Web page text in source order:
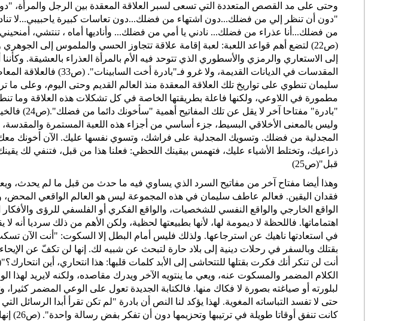
"دون أن تنظر إلي من فضلك...دون اشتهاء من فضلك...دون تعاسات كبيرة ياحبيبي...لا
من فضلك...أنا عذراء من فضلك... نادني يا أمي من فضلك... وأناديها أماه ، تنتشي، أمنحيني
(ص22) لتضع أهم قواعد اللعبة: لعبة إقامة علاقة تتجاوز الحسي والملموس إلى الجوهري
إلى الاستعاري والرمزي والأسطوري الذي تتوحد فيه الأم بالمرأة العذراء بالعشيقة. وكأننا
المقدسات في الديانات القديمة،
سليمان تنطوي على تواريخ تلك العلاقة المعقدة منذ العالم القديم وحتى اليوم، وعلى ما
مطمورة في اللاوعي، ولكنها فاعلة بطريقتها الخاصة في كل تشكلات هذه العلاقة وما
"بادرة" مفتاحا آخر
وليس بالمعنى الأخلاقي البسيط، جزء أساسي من أجزاء هذه اللعبة المستمرة
المجدلية من فضلك. وتسويك المجدلية على فراشك، وتسوي نفسها عليك. الآن أخونك
ذراعيك، وتختلط الأشياء عليك، فتهمس بيقينك اللحظي: فعلنا هذا من قبل، فتنفي لك
قبل"(ص25)
وهذا أيضا مفتاح آخر من مفاتيح السرد الذي يساوي فيه ما حدث من قبل ما لم يحدث،
فقدان اليقين. فعالم عاطف سليمان في هذه المجموعة ليس هو العالم الواقعي المحض،
الواقع الخارجي والواقع النفسي للشخصيات، والواقع الفكري أو الفلسفي للرؤى
اهتماماتها. فاللحظة لا ديمومة لها، لأنها بطبيعتها لحظية، ولكن الأهم من ذلك سرديا أنه لا
في استعادتها ناهيك عن استرجاعها. ولذلك فليس أمام البطل إلا السكوت: "أنت الآن
بقتلك وبالسفر في رحلات دينية إلى بلاد حارة لتبحث عن شبيه لك. إنها لن تكفّ عن
الكلام المضمر والمسكوت عنه، ويعي ما ينتويه الآخر ويدرك مقاصده، ولكنه لايريد لهذا
لبلورته أو صياغته بصورة لا فكاك منها. فالكتابة الجديدة تعول على الوعي المضمر
حتى لا تفسد التباساته المغوية. لهذا يؤكد لنا النص أن بادرة "لم تكن تقرأ أبدا الرسائل
كانت تنفق